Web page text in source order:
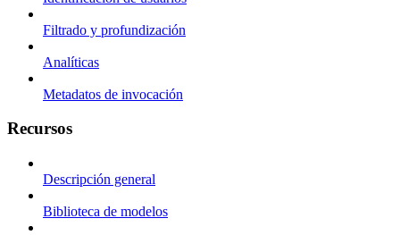
Filtrado y profundización
Analíticas
Metadatos de invocación
Recursos
Descripción general
Biblioteca de modelos